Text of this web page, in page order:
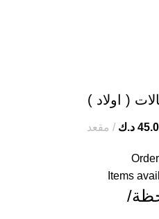
( اولاد )
د.ك مقعد
Items